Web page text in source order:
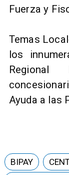
Fuerza y
Temas
los
Ayuda a las
BIPAY